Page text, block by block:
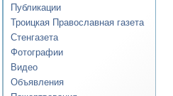
Публикации
Троицкая Православная газета
Стенгазета
Фотографии
Видео
Объявления